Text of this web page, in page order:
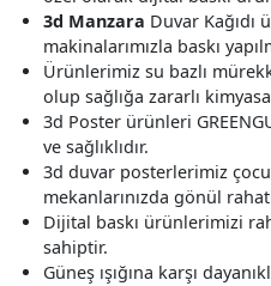
3d Manzara Duvar
makinalarımızla baskı
Ürünlerimiz su bazlı
olup sağlığa zararlı
3d Poster ürünleri
ve sağlıklıdır.
3d duvar posterlerimiz
mekanlarınızda gönül
Dijital baskı ürünlerimizi
sahiptir.
Güneş ışığına karşı